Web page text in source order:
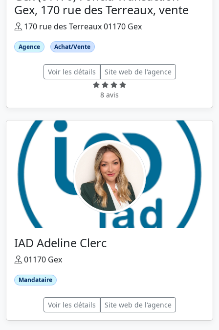
Gex, 170 rue des Terreaux, vente
170 rue des Terreaux 01170 Gex
Agence Achat/Vente
Voir les détails Site web de l'agence
8 avis
IAD Adeline Clerc
01170 Gex
Mandataire
Voir les détails Site web de l'agence